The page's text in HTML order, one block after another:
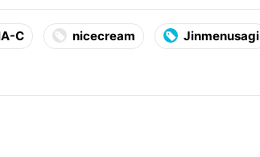
C nicecream Jinmenusagi